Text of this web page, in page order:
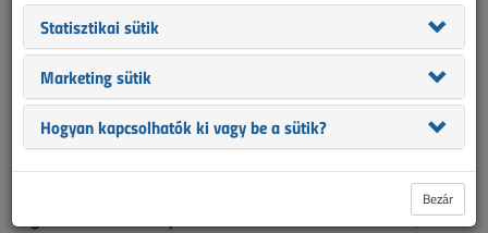
foglalkozik. A szabvány a közelmúltban frissítésen esett át, a
Statisztikai sütik
Marketing sütik
Hogyan kapcsolhatók ki vagy be a sütik?
Bezár